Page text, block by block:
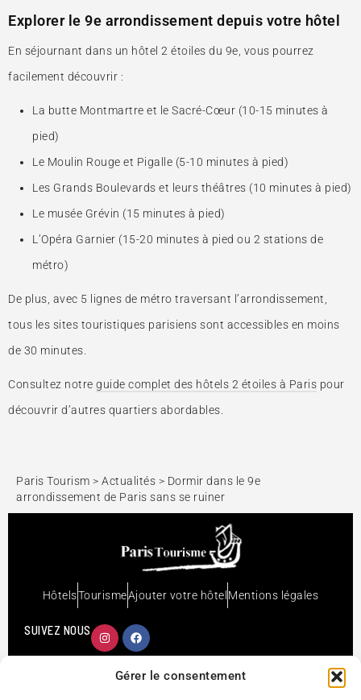
Gérer le consentement
Explorer le 9e arrondissement depuis votre hôtel
En séjournant dans un hôtel 2 étoiles du 9e, vous pourrez
facilement découvrir :
La butte Montmartre et le Sacré-Cœur (10-15 minutes à
pied)
Le Moulin Rouge et Pigalle (5-10 minutes à pied)
Les Grands Boulevards et leurs théâtres (10 minutes à pied)
Le musée Grévin (15 minutes à pied)
L’Opéra Garnier (15-20 minutes à pied ou 2 stations de
métro)
De plus, avec 5 lignes de métro traversant l’arrondissement,
tous les sites touristiques parisiens sont accessibles en moins
de 30 minutes.
Consultez notre guide complet des hôtels 2 étoiles à Paris pour
découvrir d’autres quartiers abordables.
Paris Tourism > Actualités > Dormir dans le 9e
arrondissement de Paris sans se ruiner
HôtelsTourismeAjouter votre hôtel Mentions légales
SUIVEZ NOUS
Copyright Paris-tourism.com © 1996 - 2026 Tous droits
réservés.